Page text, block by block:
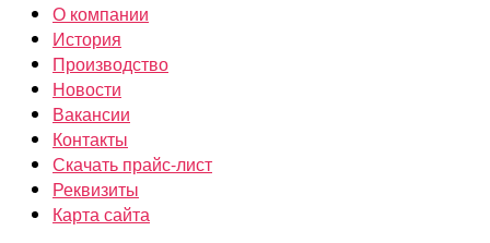
О компании
История
Производство
Новости
Вакансии
Контакты
Скачать прайс-лист
Реквизиты
Карта сайта